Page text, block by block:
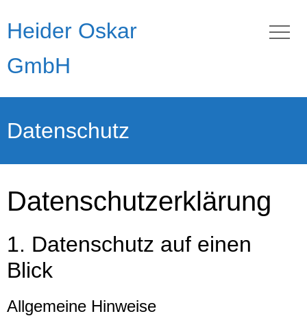
Heider Oskar
GmbH
Datenschutz
Datenschutz­erklärung
1. Datenschutz auf einen
Blick
Allgemeine Hinweise